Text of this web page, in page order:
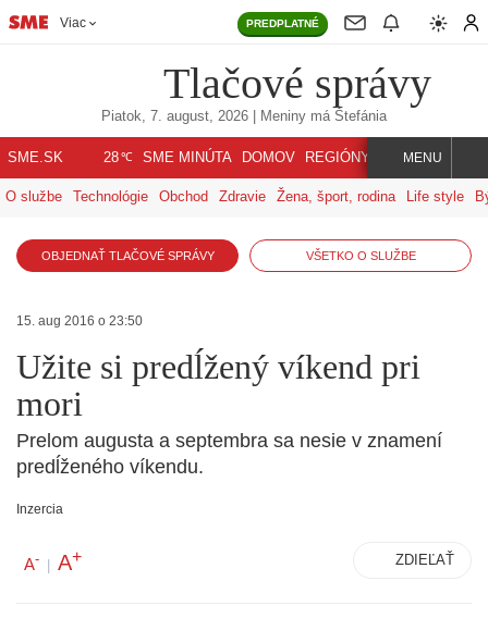
Viac PREDPLATNÉ
Tlačové správy
Piatok, 7. august, 2026 | Meniny má Štefánia
SME.SK 28℃ SME MINÚTA DOMOV REGIÓNY INDEX SVET
MENU
O službe Technológie Obchod Zdravie Žena, šport, rodina Life style
OBJEDNAŤ TLAČOVÉ SPRÁVY VŠETKO O SLUŽBE
15. aug 2016 o 23:50
Užite si predĺžený víkend pri
mori
Prelom augusta a septembra sa nesie v znamení
predĺženého víkendu.
Inzercia
A- | A+ ZDIEĽAŤ